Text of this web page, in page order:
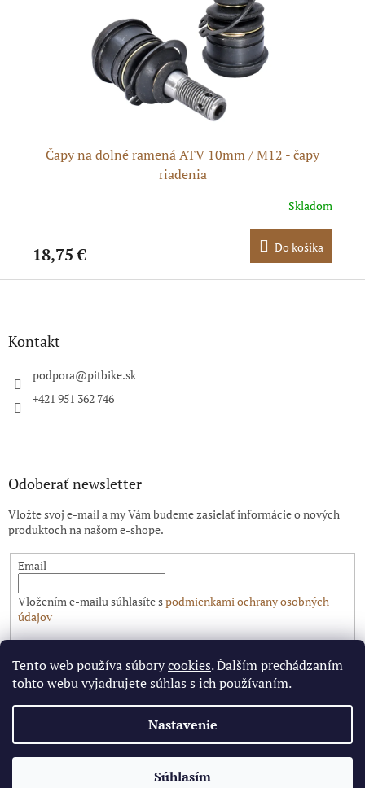
Tento web používa súborycookies. Ďalším prechádzaním
tohto webu vyjadrujete súhlas s ich používaním.
Nastavenie
Súhlasím
Čapy na dolné ramená ATV 10mm / M12 - čapy
riadenia
Skladom
18,75 € Do košíka
Z
Kontakt
podpora@pitbike.sk
+421 951 362 746
Odoberať newsletter
Vložte svoj e-mail a my Vám budeme zasielať informácie o nových
produktoch na našom e-shope.
Email
Vložením e-mailu súhlasíte spodmienkami ochrany osobných
údajov
Vytvoril Shoptet
Pitbike.sk. Všetky práva vyhradené.
🔥 Limitovaná cena pre najrýchlejších